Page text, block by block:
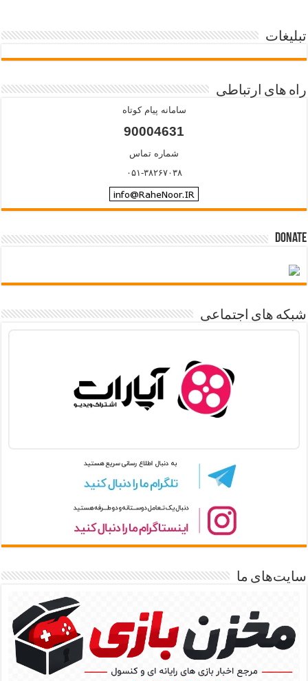
تبلیغات
راه های ارتباطی
سامانه پیام کوتاه
90004631
شماره تماس
۰۵۱-۳۸۲۶۷۰۳۸
Donate
شبکه های اجتماعی
سایت‌های ما